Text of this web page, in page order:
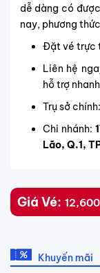
dễ dàng có
nay, phương
Đặt vé trực
Liên hệ
hỗ trợ
Trụ sở chính:
Chi nhánh:
Lão, Q.1,
Giá Vé:
Khuyến mãi